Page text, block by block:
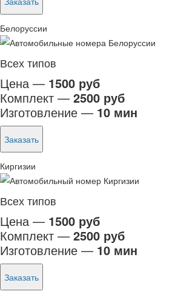
Белоруссии
Всех типов
Цена — 1500 руб
Комплект — 2500 руб
Изготовление — 10 мин
Заказать
Киргизии
Всех типов
Цена — 1500 руб
Комплект — 2500 руб
Изготовление — 10 мин
Заказать